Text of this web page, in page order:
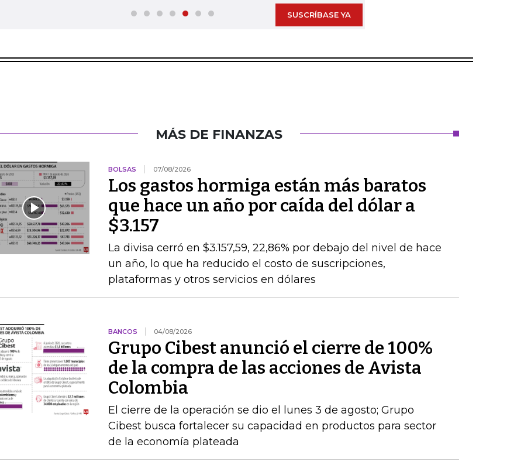
SUSCRÍBASE YA
MÁS DE FINANZAS
BOLSAS 07/08/2026
Los gastos hormiga están más baratos
que hace un año por caída del dólar a
$3.157
La divisa cerró en $3.157,59, 22,86% por debajo del nivel de hace
un año, lo que ha reducido el costo de suscripciones,
plataformas y otros servicios en dólares
BANCOS 04/08/2026
Grupo Cibest anunció el cierre de 100%
de la compra de las acciones de Avista
Colombia
El cierre de la operación se dio el lunes 3 de agosto; Grupo
Cibest busca fortalecer su capacidad en productos para sector
de la economía plateada